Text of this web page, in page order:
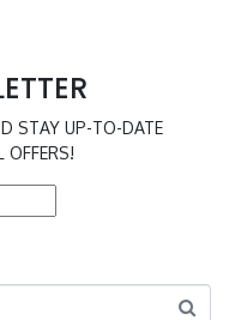
STAY UP-TO-DATE
OFFERS!